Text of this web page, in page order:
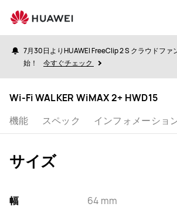
7月30日よりHUAWEI FreeClip 2 S クラウドファ
始！
今すぐチェック
Wi-Fi WALKER WiMAX 2+ HWD15
機能
スペック インフォメーショ
サイズ
幅
64 mm